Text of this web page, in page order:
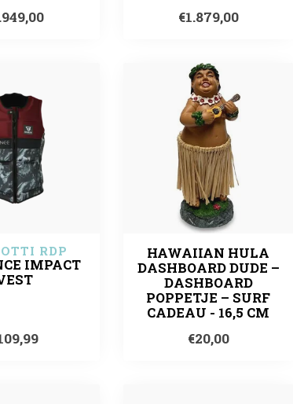
€1.879,00
RDP
IMPACT
HAWAIIAN HULA
DASHBOARD DUDE –
DASHBOARD
POPPETJE – SURF
CADEAU - 16,5 CM
€20,00